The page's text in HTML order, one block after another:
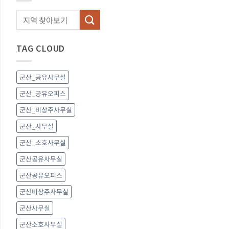
TAG CLOUD
군산_공유사무실
군산_공유오피스
군산_비상주사무실
군산_사무실
군산_소호사무실
군산공유사무실
군산공유오피스
군산비상주사무실
군산사무실
군산소호사무실